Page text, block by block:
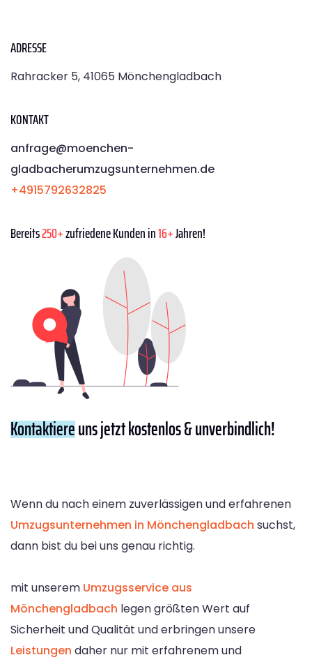
ADRESSE
Rahracker 5, 41065 Mönchengladbach
KONTAKT
anfrage@moenchen­
gladbacherumzugsunternehmen.de
+4915792632825
Bereits250+zufriedene Kunden in16+Jahren!
Kontaktiereuns jetzt kostenlos & unverbindlich!
Wenn du nach einem zuverlässigen und erfahrenen
Umzugsunternehmen in Mönchengladbach suchst,
dann bist du bei uns genau richtig.
mit unserem Umzugsservice aus
Mönchengladbach legen größten Wert auf
Sicherheit und Qualität und erbringen unsere
Leistungen daher nur mit erfahrenem und